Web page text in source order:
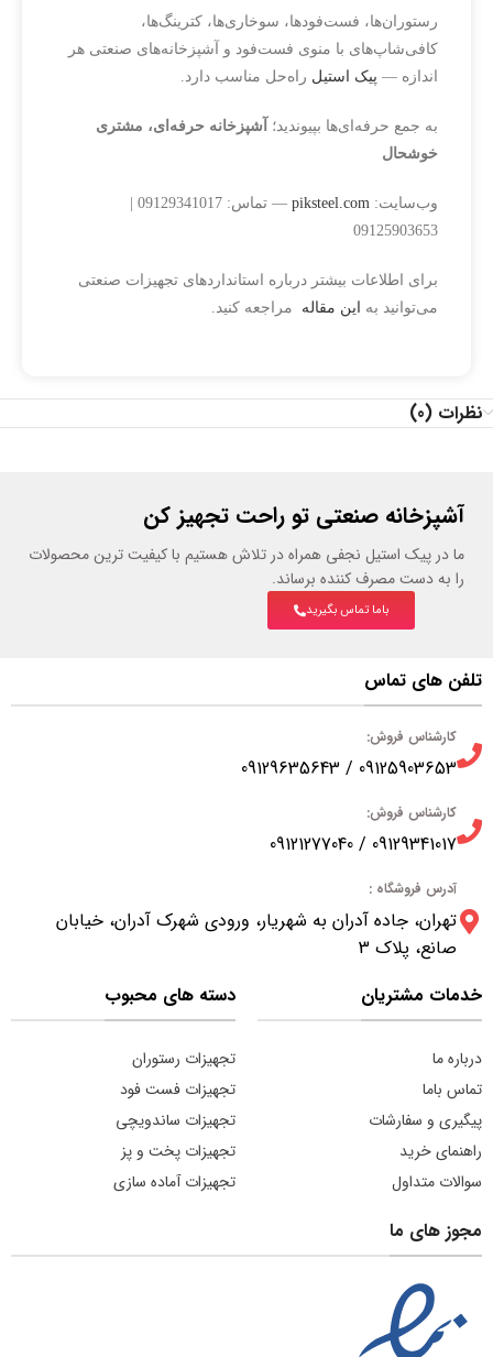
رستوران‌ها، فست‌فودها، سوخاری‌ها، کترینگ‌ها،
کافی‌شاپ‌های با منوی فست‌فود و آشپزخانه‌های صنعتی هر
اندازه — پیک استیل راه‌حل مناسب دارد.
به جمع حرفه‌ای‌ها بپیوندید؛
آشپزخانه حرفه‌ای، مشتری
خوشحال
وب‌سایت: piksteel.com
09125903653
برای اطلاعات بیشتر درباره استانداردهای تجهیزات صنعتی
می‌توانید به این مقاله مراجعه کنید.
نظرات (0)
آشپزخانه صنعتی تو راحت تجهیز کن
ما در پیک استیل نجفی همراه در تلاش هستیم با کیفیت ترین محصولات
را به دست مصرف کننده برساند.
باما تماس بگیرید
تلفن های تماس
کارشناس فروش:
09125903653 / 09129635643
کارشناس فروش:
09129341017 / 09121277040
آدرس فروشگاه :
تهران، جاده آدران به شهریار، ورودی شهرک آدران، خیابان
صانع، پلاک 3
خدمات مشتریان
درباره ما
تماس باما
پیگیری و سفارشات
راهنمای خرید
سوالات متداول
دسته های محبوب
تجهیزات رستوران
تجهیزات فست فود
تجهیزات ساندویچی
تجهیزات پخت و پز
تجهیزات آماده سازی
مجوز های ما